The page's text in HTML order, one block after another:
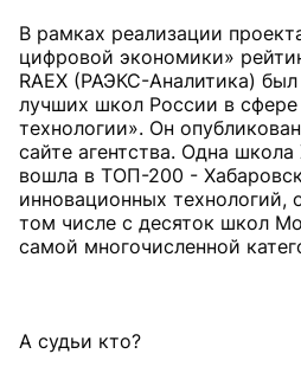
В рамках реализации
цифровой экономики»
RAEX (РАЭКС-Аналитика)
лучших школ России в
технологии». Он
сайте агентства. Одна
вошла в ТОП-200 -
инновационных технологий,
том числе с десяток школ
самой многочисленной
А судьи кто?